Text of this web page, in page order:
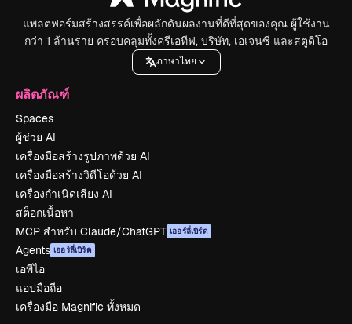
แพลตฟอร์มสร้างสรรค์เพื่อผลักดันผลงานที่ดีที่สุดของคุณ ผู้ใช้งาน
กว่า 1 ล้านราย ครอบคลุมทั้งครีเอทีฟ, บริษัท, เอเจนซี และสตูดิโอ
ภาษาไทย
ผลิตภัณฑ์
Spaces
ผู้ช่วย AI
เครื่องมือสร้างรูปภาพด้วย AI
เครื่องมือสร้างวิดีโอด้วย AI
เครื่องกำเนิดเสียง AI
สต็อกเนื้อหา
MCP สำหรับ Claude/ChatGPT เออร์ลี่เบิร์ด
Agents เออร์ลี่เบิร์ด
เอพีไอ
แอปมือถือ
เครื่องมือ Magnific ทั้งหมด